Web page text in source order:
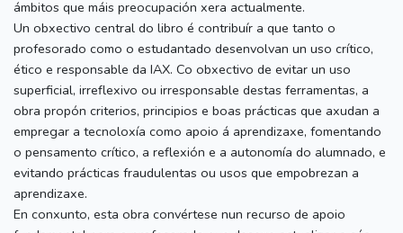
ámbitos que máis preocupación xera actualmente.
Un obxectivo central do libro é contribuír a que tanto o
profesorado como o estudantado desenvolvan un uso crítico,
ético e responsable da IAX. Co obxectivo de evitar un uso
superficial, irreflexivo ou irresponsable destas ferramentas, a
obra propón criterios, principios e boas prácticas que axudan a
empregar a tecnoloxía como apoio á aprendizaxe, fomentando
o pensamento crítico, a reflexión e a autonomía do alumnado, e
evitando prácticas fraudulentas ou usos que empobrezan a
aprendizaxe.
En conxunto, esta obra convértese nun recurso de apoio